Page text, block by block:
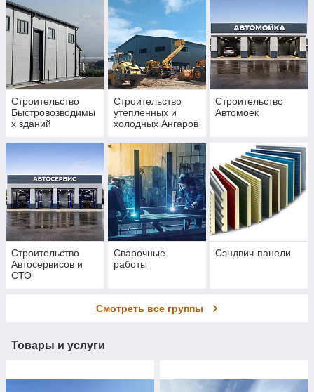
Строительство
Быстровозводимы
х зданий
Строительство
утепленных и
холодных Ангаров
Строительство
Автомоек
Строительство
Автосервисов и
СТО
Сварочные
работы
Сэндвич-панели
Смотреть все группы
Товары и услуги